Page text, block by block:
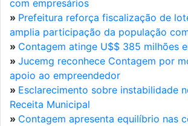
com empresários
» Prefeitura reforça fiscalização de
amplia participação da população
» Contagem atinge U$$ 385 milhões
» Jucemg reconhece Contagem por
apoio ao empreendedor
» Esclarecimento sobre instabilidade
Receita Municipal
» Contagem apresenta equilíbrio nas